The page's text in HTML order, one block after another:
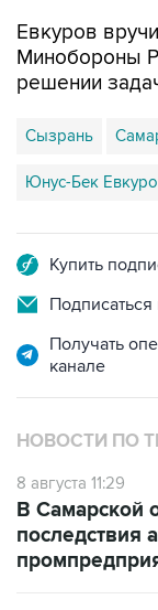
Евкуров
Минобороны
решении
Сызрань
Юнус-Бек
Купить
Подписаться
Получать
канале
НОВОСТИ ПО
8 августа 11:29
В Самарской
последствия